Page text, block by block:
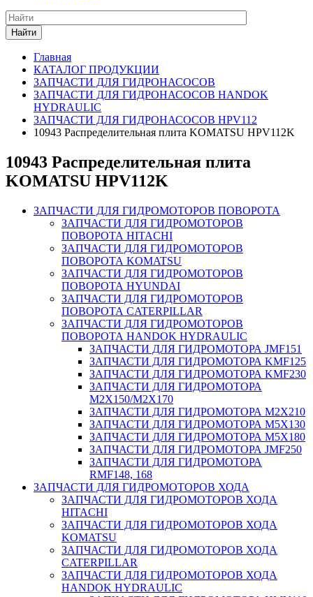
Найти
Главная
КАТАЛОГ ПРОДУКЦИИ
ЗАПЧАСТИ ДЛЯ ГИДРОНАСОСОВ
ЗАПЧАСТИ ДЛЯ ГИДРОНАСОСОВ HANDOK
HYDRAULIC
ЗАПЧАСТИ ДЛЯ ГИДРОНАСОСОВ HPV112
10943 Распределительная плита KOMATSU HPV112K
10943 Распределительная плита
KOMATSU HPV112K
ЗАПЧАСТИ ДЛЯ ГИДРОМОТОРОВ ПОВОРОТА
ЗАПЧАСТИ ДЛЯ ГИДРОМОТОРОВ
ПОВОРОТА HITACHI
ЗАПЧАСТИ ДЛЯ ГИДРОМОТОРОВ
ПОВОРОТА KOMATSU
ЗАПЧАСТИ ДЛЯ ГИДРОМОТОРОВ
ПОВОРОТА HYUNDAI
ЗАПЧАСТИ ДЛЯ ГИДРОМОТОРОВ
ПОВОРОТА CATERPILLAR
ЗАПЧАСТИ ДЛЯ ГИДРОМОТОРОВ
ПОВОРОТА HANDOK HYDRAULIC
ЗАПЧАСТИ ДЛЯ ГИДРОМОТОРА JMF151
ЗАПЧАСТИ ДЛЯ ГИДРОМОТОРА KMF125
ЗАПЧАСТИ ДЛЯ ГИДРОМОТОРА KMF230
ЗАПЧАСТИ ДЛЯ ГИДРОМОТОРА
M2X150/M2X170
ЗАПЧАСТИ ДЛЯ ГИДРОМОТОРА M2X210
ЗАПЧАСТИ ДЛЯ ГИДРОМОТОРА M5X130
ЗАПЧАСТИ ДЛЯ ГИДРОМОТОРА M5X180
ЗАПЧАСТИ ДЛЯ ГИДРОМОТОРА JMF250
ЗАПЧАСТИ ДЛЯ ГИДРОМОТОРА
RMF148, 168
ЗАПЧАСТИ ДЛЯ ГИДРОМОТОРОВ ХОДА
ЗАПЧАСТИ ДЛЯ ГИДРОМОТОРОВ ХОДА
HITACHI
ЗАПЧАСТИ ДЛЯ ГИДРОМОТОРОВ ХОДА
KOMATSU
ЗАПЧАСТИ ДЛЯ ГИДРОМОТОРОВ ХОДА
CATERPILLAR
ЗАПЧАСТИ ДЛЯ ГИДРОМОТОРОВ ХОДА
HANDOK HYDRAULIC